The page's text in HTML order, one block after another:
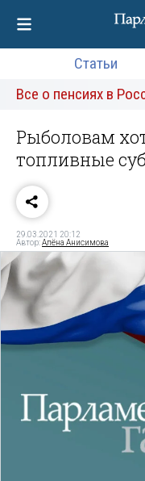
Статьи
Все о пенсиях в
Рыболовам
топливные
29.03.2021 20:12
Автор:Алёна Анисимова